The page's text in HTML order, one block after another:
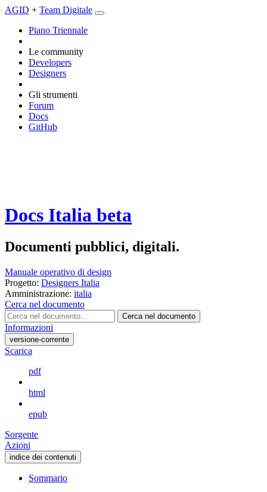
AGID + Team Digitale
Piano Triennale
Le community
Developers
Designers
Gli strumenti
Forum
Docs
GitHub
Docs Italia beta
Documenti pubblici, digitali.
Manuale operativo di design
Progetto: Designers Italia
Amministrazione: italia
Cerca nel documento
Cerca nel documento
Informazioni
versione-corrente
Scarica
pdf
html
epub
Sorgente
Azioni
indice dei contenuti
Sommario